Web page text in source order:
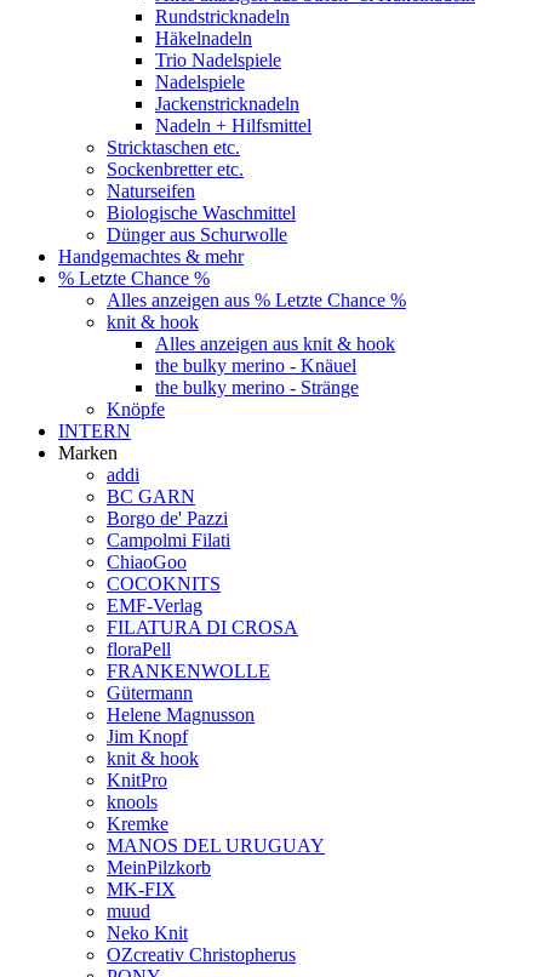
Rundstricknadeln
Häkelnadeln
Trio Nadelspiele
Nadelspiele
Jackenstricknadeln
Nadeln + Hilfsmittel
Stricktaschen etc.
Sockenbretter etc.
Naturseifen
Biologische Waschmittel
Dünger aus Schurwolle
Handgemachtes & mehr
% Letzte Chance %
Alles anzeigen aus % Letzte Chance %
knit & hook
Alles anzeigen aus knit & hook
the bulky merino - Knäuel
the bulky merino - Stränge
Knöpfe
INTERN
Marken
addi
BC GARN
Borgo de' Pazzi
Campolmi Filati
ChiaoGoo
COCOKNITS
EMF-Verlag
FILATURA DI CROSA
floraPell
FRANKENWOLLE
Gütermann
Helene Magnusson
Jim Knopf
knit & hook
KnitPro
knools
Kremke
MANOS DEL URUGUAY
MeinPilzkorb
MK-FIX
muud
Neko Knit
OZcreativ Christopherus